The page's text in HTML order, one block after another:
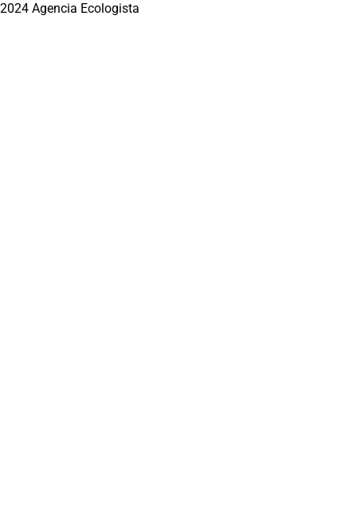
2024 Agencia Ecologista